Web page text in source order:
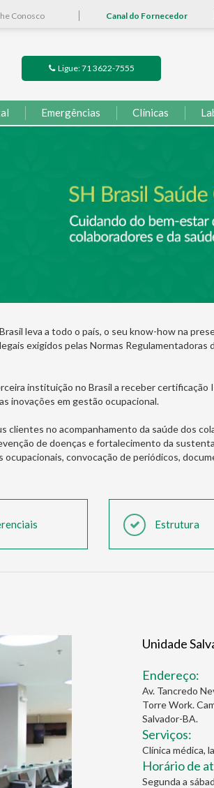
Conosco Canal do Fornecedor
Ligue: 71 3622-7555
Emergências Clínicas
leva a todo o país, o seu know-how na
exigidos pelas Normas Regulamentadoras
instituição no Brasil a receber certificação
inovações em gestão ocupacional.
clientes no acompanhamento da saúde dos
de doenças e fortalecimento da
convocação de periódicos,
Estrutura
Unidade
Endereço:
Av. Tancredo
Torre Work.
Salvador-BA.
Serviços:
Clínica médica,
Horário de
Segunda a